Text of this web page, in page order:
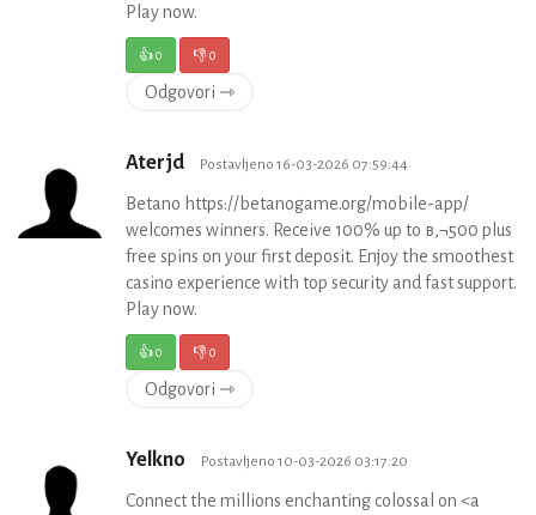
Play now.
👍0 👎0
Odgovori ⇾
Aterjd Postavljeno 16-03-2026 07:59:44
Betano https://betanogame.org/mobile-app/
welcomes winners. Receive 100% up to в‚¬500 plus
free spins on your first deposit. Enjoy the smoothest
casino experience with top security and fast support.
Play now.
👍0 👎0
Odgovori ⇾
Yelkno Postavljeno 10-03-2026 03:17:20
Connect the millions enchanting colossal on <a